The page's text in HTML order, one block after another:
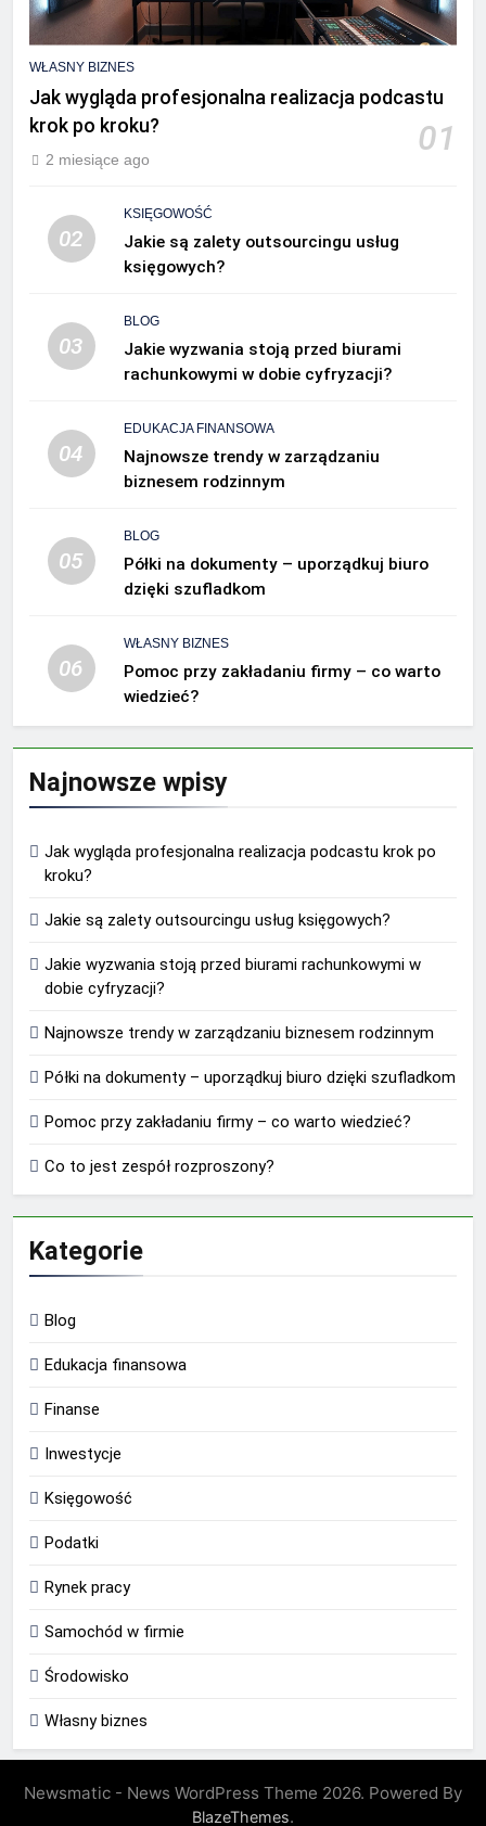
WŁASNY BIZNES
Jak wygląda profesjonalna realizacja podcastu
krok po kroku?
01
2 miesiące ago
02
KSIĘGOWOŚĆ
Jakie są zalety outsourcingu usług
księgowych?
03
BLOG
Jakie wyzwania stoją przed biurami
rachunkowymi w dobie cyfryzacji?
04
EDUKACJA FINANSOWA
Najnowsze trendy w zarządzaniu
biznesem rodzinnym
05
BLOG
Półki na dokumenty – uporządkuj biuro
dzięki szufladkom
06
WŁASNY BIZNES
Pomoc przy zakładaniu firmy – co warto
wiedzieć?
Najnowsze wpisy
Jak wygląda profesjonalna realizacja podcastu krok po
kroku?
Jakie są zalety outsourcingu usług księgowych?
Jakie wyzwania stoją przed biurami rachunkowymi w
dobie cyfryzacji?
Najnowsze trendy w zarządzaniu biznesem rodzinnym
Półki na dokumenty – uporządkuj biuro dzięki szufladkom
Pomoc przy zakładaniu firmy – co warto wiedzieć?
Co to jest zespół rozproszony?
Kategorie
Blog
Edukacja finansowa
Finanse
Inwestycje
Księgowość
Podatki
Rynek pracy
Samochód w firmie
Środowisko
Własny biznes
Newsmatic - News WordPress Theme 2026. Powered By
BlazeThemes.